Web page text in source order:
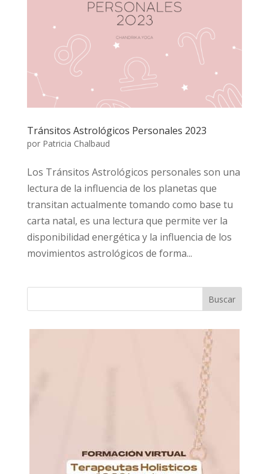
Tránsitos Astrológicos Personales 2023
por Patricia Chalbaud
Los Tránsitos Astrológicos personales son una
lectura de la influencia de los planetas que
transitan actualmente tomando como base tu
carta natal, es una lectura que permite ver la
disponibilidad energética y la influencia de los
movimientos astrológicos de forma...